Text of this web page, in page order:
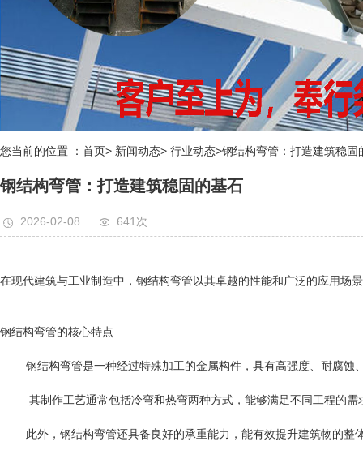
1
您当前的位置 ：首页> 新闻动态> 行业动态>钢结构弯管：打造建筑稳固
钢结构弯管：打造建筑稳固的基石
2026-02-08 641次
在现代建筑与工业制造中，钢结构弯管以其卓越的性能和广泛的应用场
钢结构弯管的核心特点
钢结构弯管是一种经过特殊加工的金属构件，具有高强度、耐腐蚀
其制作工艺通常包括冷弯和热弯两种方式，能够满足不同工程的需
此外，钢结构弯管还具备良好的承重能力，能有效提升建筑物的整